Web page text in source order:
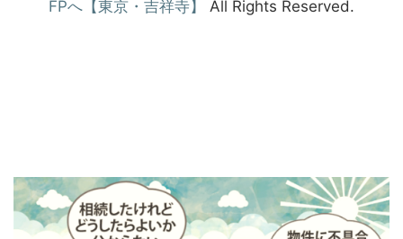
FPへ【東京・吉祥寺】
All Rights Reserved.